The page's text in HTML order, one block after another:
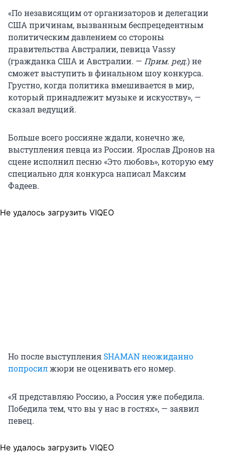
«По независящим от организаторов и делегации
США причинам, вызванным беспрецедентным
политическим давлением со стороны
правительства Австралии, певица Vassy
(гражданка США и Австралии. — Прим. ред.) не
сможет выступить в финальном шоу конкурса.
Грустно, когда политика вмешивается в мир,
который принадлежит музыке и искусству», —
сказал ведущий.
Больше всего россияне ждали, конечно же,
выступления певца из России. Ярослав Дронов на
сцене исполнил песню «Это любовь», которую ему
специально для конкурса написал Максим
Фадеев.
Не удалось загрузить VIQEO
Но после выступления SHAMAN неожиданно
попросилжюри не оценивать его номер.
«Я представляю Россию, а Россия уже победила.
Победила тем, что вы у нас в гостях», — заявил
певец.
Не удалось загрузить VIQEO